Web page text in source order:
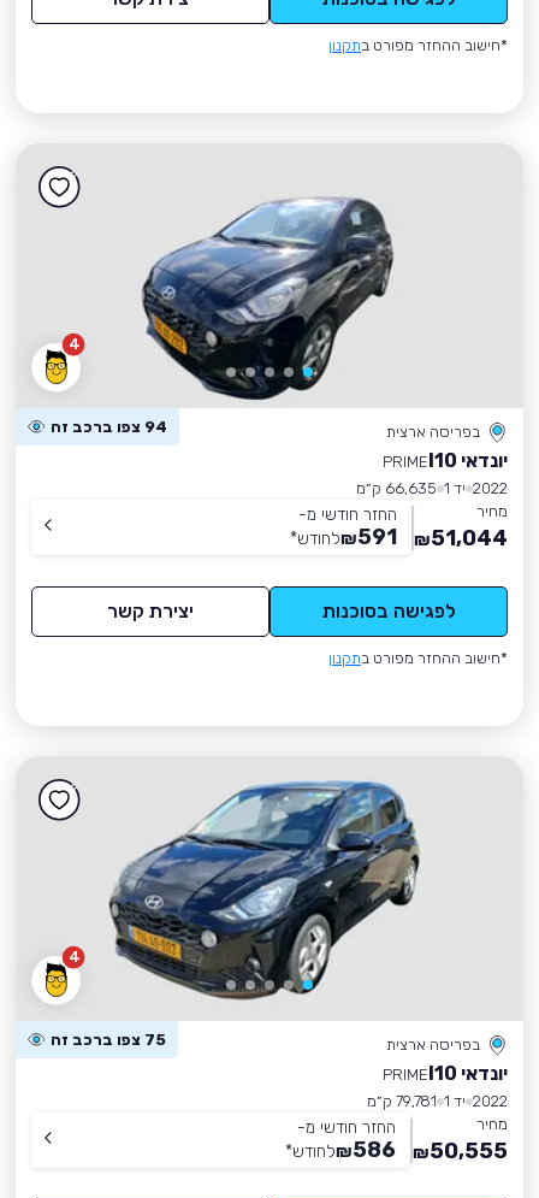
*חישוב ההחזר מפורט בתקנון
4
בפריסה ארצית 94 צפו ברכב זה
יונדאי I10
PRIME
2022 יד 1
66,635 ק״מ
מחיר
51,044
₪
החזר חודשי מ-
591
₪לחודש*
לפגישה בסוכנות יצירת קשר
*חישוב ההחזר מפורט בתקנון
4
בפריסה ארצית 75 צפו ברכב זה
יונדאי I10
PRIME
2022 יד 1
79,781 ק״מ
מחיר
50,555
₪
החזר חודשי מ-
586
₪לחודש*